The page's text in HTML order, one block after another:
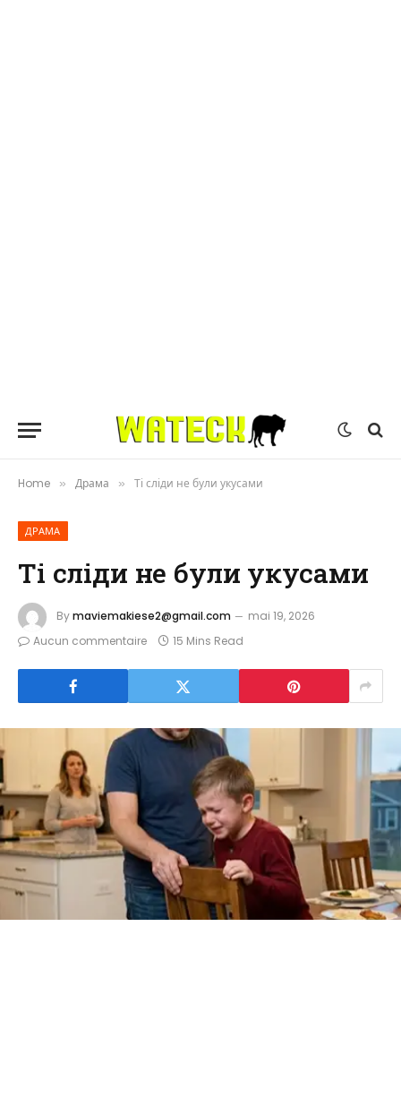
Home » Драма » Ті сліди не були укусами
ДРАМА
Ті сліди не були укусами
Bymaviemakiese2@gmail.com
mai 19, 2026
Aucun commentaire
15 Mins Read